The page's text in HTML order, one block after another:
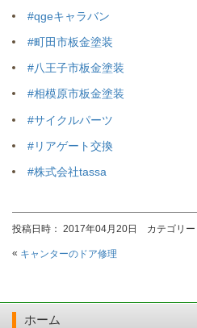
#qgeキャラバン
#町田市板金塗装
#八王子市板金塗装
#相模原市板金塗装
#サイクルパーツ
#リアゲート交換
#株式会社tassa
投稿日時： 2017年04月20日 カテゴリー
« キャンターのドア修理
ホーム